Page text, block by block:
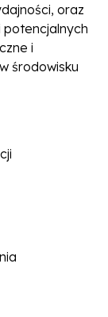
oraz
potencjalnych
i
środowisku